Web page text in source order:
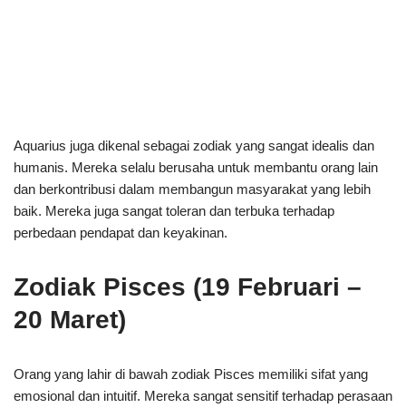
Aquarius juga dikenal sebagai zodiak yang sangat idealis dan
humanis. Mereka selalu berusaha untuk membantu orang lain
dan berkontribusi dalam membangun masyarakat yang lebih
baik. Mereka juga sangat toleran dan terbuka terhadap
perbedaan pendapat dan keyakinan.
Zodiak Pisces (19 Februari –
20 Maret)
Orang yang lahir di bawah zodiak Pisces memiliki sifat yang
emosional dan intuitif. Mereka sangat sensitif terhadap perasaan